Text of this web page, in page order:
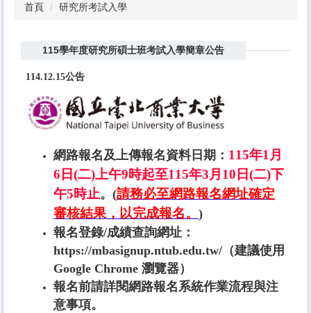
首頁 研究所考試入學
115學年度研究所碩士班考試入學簡章公告
114.12.15公告
網路報名及上傳報名資料日期： 115年1月
6 日(二)上午9時起至115年3月 10 日(二)下
午5時止。(請務必至網路報名網址確定
審核結果，以完成報名。 )
報名登錄/成績查詢網址：
https://mbasignup.ntub.edu.tw/ （建議使用
Google Chrome 瀏覽器）
報名前請詳閱網路報名系統作業流程與注
意事項。